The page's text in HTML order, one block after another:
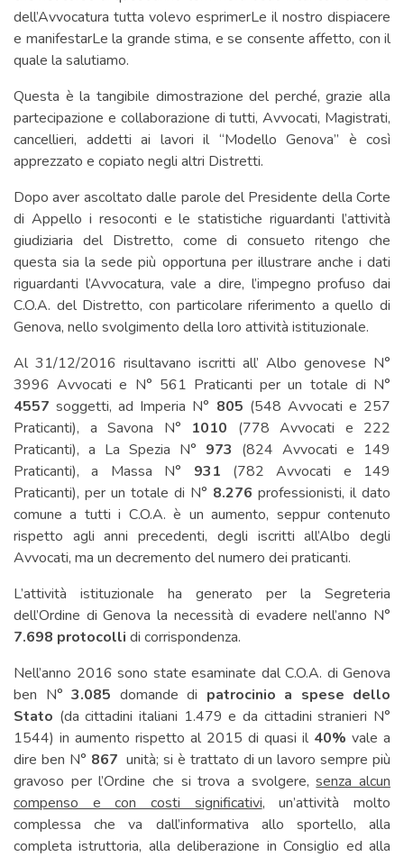
dell’Avvocatura tutta volevo esprimerLe il nostro dispiacere
e manifestarLe la grande stima, e se consente affetto, con il
quale la salutiamo.
Questa è la tangibile dimostrazione del perché, grazie alla
partecipazione e collaborazione di tutti, Avvocati, Magistrati,
cancellieri, addetti ai lavori il “Modello Genova” è così
apprezzato e copiato negli altri Distretti.
Dopo aver ascoltato dalle parole del Presidente della Corte
di Appello i resoconti e le statistiche riguardanti l’attività
giudiziaria del Distretto, come di consueto ritengo che
questa sia la sede più opportuna per illustrare anche i dati
riguardanti l’Avvocatura, vale a dire, l’impegno profuso dai
C.O.A. del Distretto, con particolare riferimento a quello di
Genova, nello svolgimento della loro attività istituzionale.
Al 31/12/2016 risultavano iscritti all’ Albo genovese N°
3996 Avvocati e N° 561 Praticanti per un totale di N°
4557 soggetti, ad Imperia N° 805 (548 Avvocati e 257
Praticanti), a Savona N° 1010 (778 Avvocati e 222
Praticanti), a La Spezia N° 973 (824 Avvocati e 149
Praticanti), a Massa N° 931 (782 Avvocati e 149
Praticanti), per un totale di N° 8.276 professionisti, il dato
comune a tutti i C.O.A. è un aumento, seppur contenuto
rispetto agli anni precedenti, degli iscritti all’Albo degli
Avvocati, ma un decremento del numero dei praticanti.
L’attività istituzionale ha generato per la Segreteria
dell’Ordine di Genova la necessità di evadere nell’anno N°
7.698 protocolli di corrispondenza.
Nell’anno 2016 sono state esaminate dal C.O.A. di Genova
ben N° 3.085 domande di patrocinio a spese dello
Stato (da cittadini italiani 1.479 e da cittadini stranieri N°
1544) in aumento rispetto al 2015 di quasi il 40% vale a
dire ben N° 867 unità; si è trattato di un lavoro sempre più
gravoso per l’Ordine che si trova a svolgere,senza alcun
compenso e con costi significativi, un’attività molto
complessa che va dall’informativa allo sportello, alla
completa istruttoria, alla deliberazione in Consiglio ed alla